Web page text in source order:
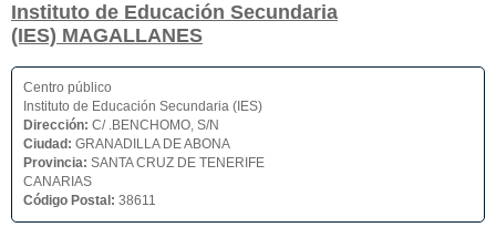
Instituto de Educación Secundaria
(IES) MAGALLANES
Centro público
Instituto de Educación Secundaria (IES)
Dirección: C/ .BENCHOMO, S/N
Ciudad: GRANADILLA DE ABONA
Provincia: SANTA CRUZ DE TENERIFE
CANARIAS
Código Postal: 38611